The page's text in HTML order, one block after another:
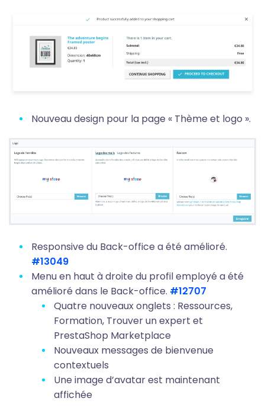
Nouveau design pour la page « Thème et logo ».
Responsive du Back-office a été amélioré.
#13049
Menu en haut à droite du profil employé a été
amélioré dans le Back-office. #12707
Quatre nouveaux onglets : Ressources,
Formation, Trouver un expert et
PrestaShop Marketplace
Nouveaux messages de bienvenue
contextuels
Une image d’avatar est maintenant
affichée